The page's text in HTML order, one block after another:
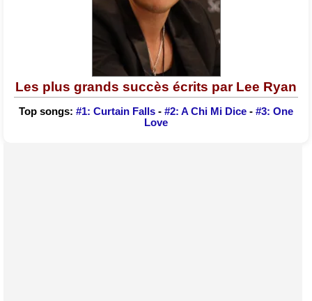
Les plus grands succès écrits par Lee Ryan
Top songs: #1: Curtain Falls - #2: A Chi Mi Dice - #3: One
Love